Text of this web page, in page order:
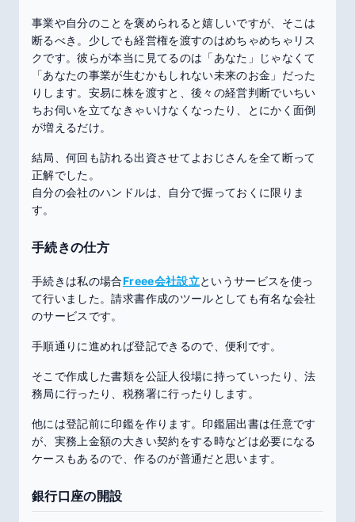
事業や自分のことを褒められると嬉しいですが、そこは
断るべき。少しでも経営権を渡すのはめちゃめちゃリス
クです。彼らが本当に見てるのは「あなた」じゃなくて
「あなたの事業が生むかもしれない未来のお金」だった
りします。安易に株を渡すと、後々の経営判断でいちい
ちお伺いを立てなきゃいけなくなったり、とにかく面倒
が増えるだけ。
結局、何回も訪れる出資させてよおじさんを全て断って
正解でした。
自分の会社のハンドルは、自分で握っておくに限りま
す。
手続きの仕方
手続きは私の場合Freee会社設立というサービスを使っ
て行いました。請求書作成のツールとしても有名な会社
のサービスです。
手順通りに進めれば登記できるので、便利です。
そこで作成した書類を公証人役場に持っていったり、法
務局に行ったり、税務署に行ったりします。
他には登記前に印鑑を作ります。印鑑届出書は任意です
が、実務上金額の大きい契約をする時などは必要になる
ケースもあるので、作るのが普通だと思います。
銀行口座の開設